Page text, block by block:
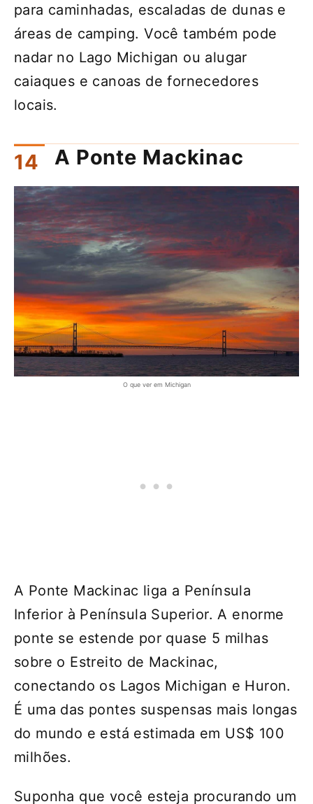
para caminhadas, escaladas de dunas e
áreas de camping. Você também pode
nadar no Lago Michigan ou alugar
caiaques e canoas de fornecedores
locais.
A Ponte Mackinac
O que ver em Michigan
A Ponte Mackinac liga a Península
Inferior à Península Superior. A enorme
ponte se estende por quase 5 milhas
sobre o Estreito de Mackinac,
conectando os Lagos Michigan e Huron.
É uma das pontes suspensas mais longas
do mundo e está estimada em US$ 100
milhões.
Suponha que você esteja procurando um